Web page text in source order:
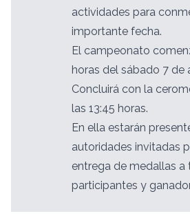
actividades para
importante fecha.
El campeonato
horas del sábado 7 de
Concluirá con la
las 13:45 horas.
En ella estarán
autoridades invitadas
entrega de medallas a
participantes y